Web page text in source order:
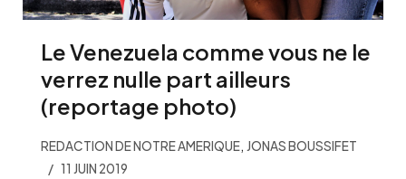
Le Venezuela comme vous ne le
verrez nulle part ailleurs
(reportage photo)
REDACTION DE NOTRE AMERIQUE, JONAS BOUSSIFET
11 JUIN 2019